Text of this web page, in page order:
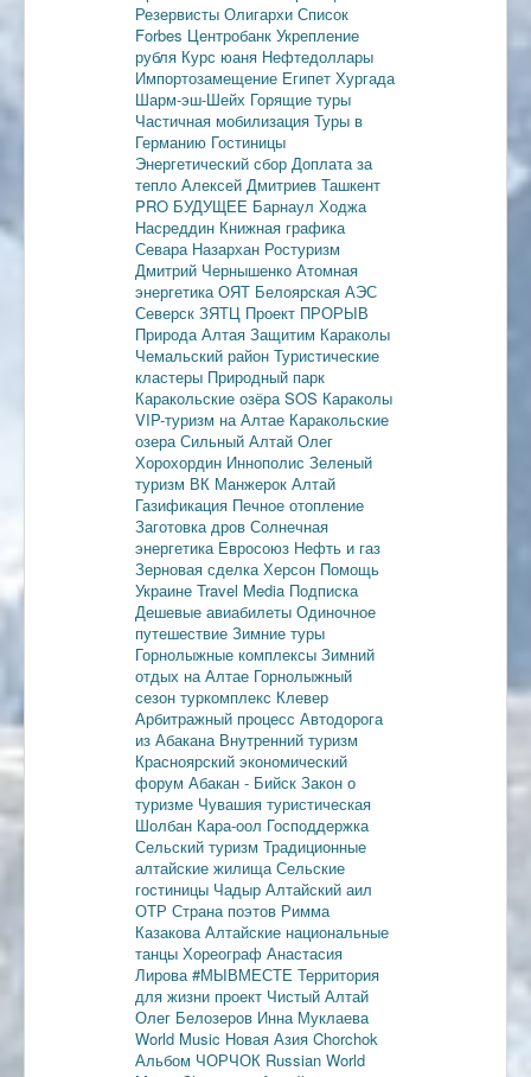
Резервисты Олигархи Список
Forbes Центробанк Укрепление
рубля Курс юаня Нефтедоллары
Импортозамещение Египет Хургада
Шарм-эш-Шейх Горящие туры
Частичная мобилизация Туры в
Германию Гостиницы
Энергетический сбор Доплата за
тепло Алексей Дмитриев Ташкент
PRO БУДУЩЕЕ Барнаул Ходжа
Насреддин Книжная графика
Севара Назархан Ростуризм
Дмитрий Чернышенко Атомная
энергетика ОЯТ Белоярская АЭС
Северск ЗЯТЦ Проект ПРОРЫВ
Природа Алтая Защитим Караколы
Чемальский район Туристические
кластеры Природный парк
Каракольские озёра SOS Караколы
VIP-туризм на Алтае Каракольские
озера Сильный Алтай Олег
Хорохордин Иннополис Зеленый
туризм ВК Манжерок Алтай
Газификация Печное отопление
Заготовка дров Солнечная
энергетика Евросоюз Нефть и газ
Зерновая сделка Херсон Помощь
Украине Travel Media Подписка
Дешевые авиабилеты Одиночное
путешествие Зимние туры
Горнолыжные комплексы Зимний
отдых на Алтае Горнолыжный
сезон туркомплекс Клевер
Арбитражный процесс Автодорога
из Абакана Внутренний туризм
Красноярский экономический
форум Абакан - Бийск Закон о
туризме Чувашия туристическая
Шолбан Кара-оол Господдержка
Сельский туризм Традиционные
алтайские жилища Сельские
гостиницы Чадыр Алтайский аил
ОТР Страна поэтов Римма
Казакова Алтайские национальные
танцы Хореограф Анастасия
Лирова #МЫВМЕСТЕ Территория
для жизни проект Чистый Алтай
Олег Белозеров Инна Муклаева
World Music Новая Азия Chorchok
Альбом ЧОРЧОК Russian World